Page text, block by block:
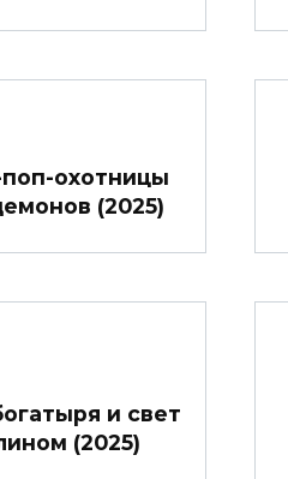
охотницы
(2025)
и свет
(2025)